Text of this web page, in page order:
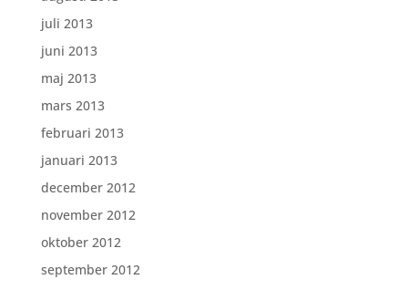
juli 2013
juni 2013
maj 2013
mars 2013
februari 2013
januari 2013
december 2012
november 2012
oktober 2012
september 2012